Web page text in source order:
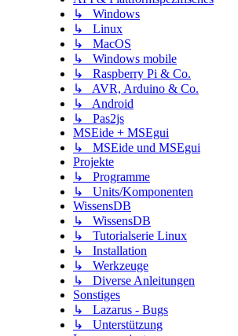
↳ Windows
↳ Linux
↳ MacOS
↳ Windows mobile
↳ Raspberry Pi & Co.
↳ AVR, Arduino & Co.
↳ Android
↳ Pas2js
MSEide + MSEgui
↳ MSEide und MSEgui
Projekte
↳ Programme
↳ Units/Komponenten
WissensDB
↳ WissensDB
↳ Tutorialserie Linux
↳ Installation
↳ Werkzeuge
↳ Diverse Anleitungen
Sonstiges
↳ Lazarus - Bugs
↳ Unterstützung